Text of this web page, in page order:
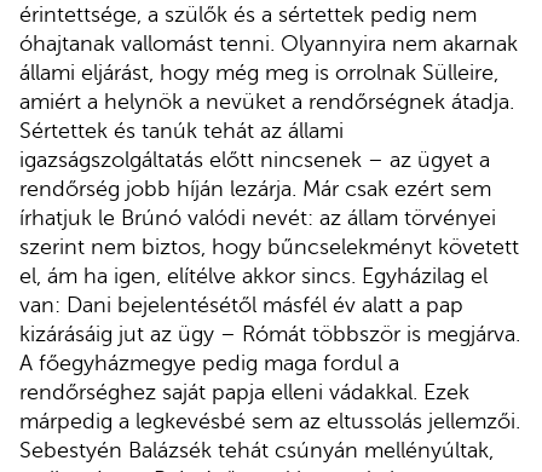
érintettsége, a szülők és a sértettek pedig nem
óhajtanak vallomást tenni. Olyannyira nem akarnak
állami eljárást, hogy még meg is orrolnak Sülleire,
amiért a helynök a nevüket a rendőrségnek átadja.
Sértettek és tanúk tehát az állami
igazságszolgáltatás előtt nincsenek – az ügyet a
rendőrség jobb híján lezárja. Már csak ezért sem
írhatjuk le Brúnó valódi nevét: az állam törvényei
szerint nem biztos, hogy bűncselekményt követett
el, ám ha igen, elítélve akkor sincs. Egyházilag el
van: Dani bejelentésétől másfél év alatt a pap
kizárásáig jut az ügy – Rómát többször is megjárva.
A főegyházmegye pedig maga fordul a
rendőrséghez saját papja elleni vádakkal. Ezek
márpedig a legkevésbé sem az eltussolás jellemzői.
Sebestyén Balázsék tehát csúnyán mellényúltak,